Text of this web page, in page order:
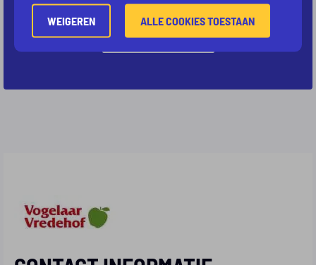
KOM IN CONTACT
WEIGEREN ALLE COOKIES TOESTAAN